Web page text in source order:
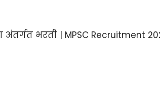
अंतर्गत भरती | MPSC Recruitment